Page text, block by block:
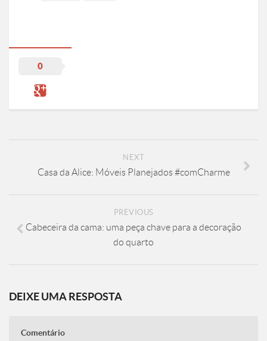
0
NEXT
Casa da Alice: Móveis Planejados #comCharme
PREVIOUS
Cabeceira da cama: uma peça chave para a decoração
do quarto
DEIXE UMA RESPOSTA
Comentário